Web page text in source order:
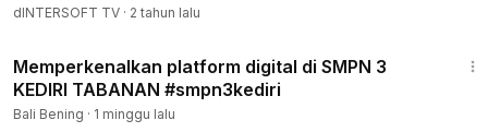
dINTERSOFT TV · 2 tahun lalu
Memperkenalkan platform digital di SMPN 3
KEDIRI TABANAN #smpn3kediri
Bali Bening · 1 minggu lalu